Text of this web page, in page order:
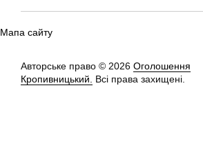
Мапа сайту
Авторське право © 2026 Оголошення
Кропивницький.
Всі права захищені.